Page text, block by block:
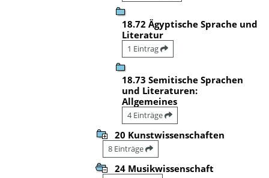
18.72 Ägyptische Sprache und
Literatur
1 Eintrag
18.73 Semitische Sprachen
und Literaturen:
Allgemeines
4 Einträge
20 Kunstwissenschaften
8 Einträge
24 Musikwissenschaft